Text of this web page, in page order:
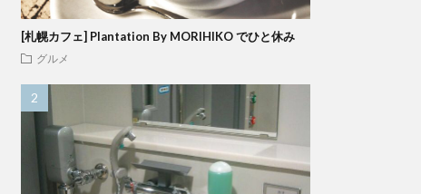
[札幌カフェ] Plantation By MORIHIKO でひと休み
グルメ